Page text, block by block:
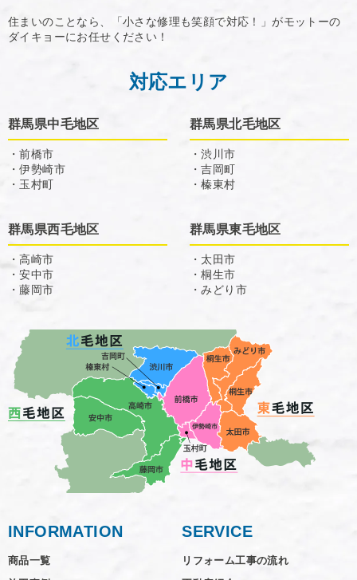
住まいのことなら、「小さな修理も笑顔で対応！」がモットーの
ダイキョーにお任せください！
対応エリア
群馬県中毛地区
・前橋市
・伊勢崎市
・玉村町
群馬県北毛地区
・渋川市
・吉岡町
・榛東村
群馬県西毛地区
・高崎市
・安中市
・藤岡市
群馬県東毛地区
・太田市
・桐生市
・みどり市
INFORMATION
商品一覧
SERVICE
リフォーム工事の流れ